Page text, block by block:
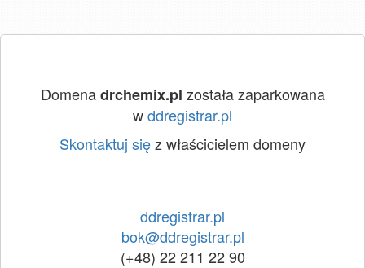
Domenadrchemix.pl została zaparkowana
wddregistrar.pl
Skontaktuj sięz właścicielem domeny
ddregistrar.pl
bok@ddregistrar.pl
(+48) 22 211 22 90